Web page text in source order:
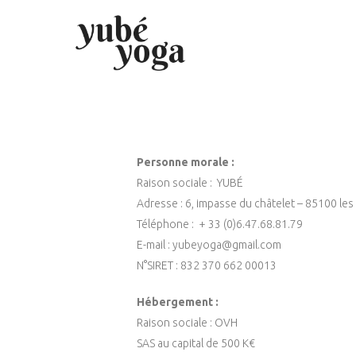
Personne morale :
Raison sociale : YUBÉ
Adresse : 6, impasse du châtelet – 85100
Téléphone : + 33 (0)6.47.68.81.79
E-mail : yubeyoga@gmail.com
N°SIRET : 832 370 662 00013
Hébergement :
Raison sociale : OVH
SAS au capital de 500 K€